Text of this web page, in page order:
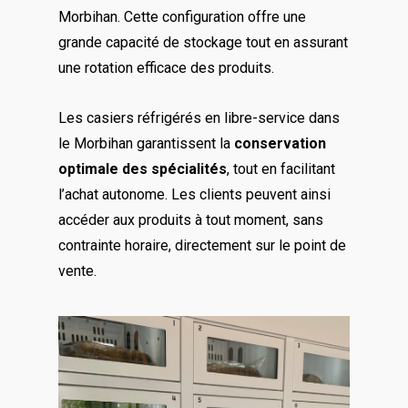
Morbihan. Cette configuration offre une
grande capacité de stockage tout en assurant
une rotation efficace des produits.
Les casiers réfrigérés en libre-service dans
le Morbihan garantissent la conservation
optimale des spécialités, tout en facilitant
l’achat autonome. Les clients peuvent ainsi
accéder aux produits à tout moment, sans
contrainte horaire, directement sur le point de
vente.